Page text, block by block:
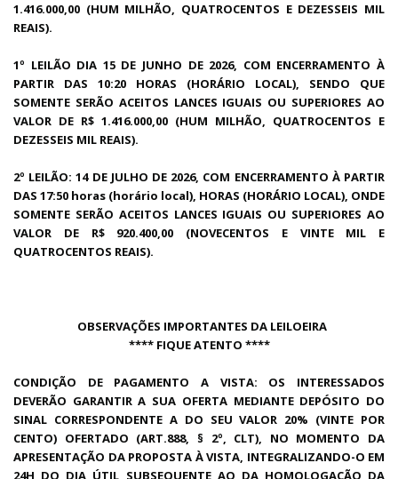
1.416.000,00 (HUM MILHÃO, QUATROCENTOS E DEZESSEIS MIL
REAIS).
1º LEILÃO DIA 15 DE JUNHO DE 2026, COM ENCERRAMENTO À
PARTIR DAS 10:20 HORAS (HORÁRIO LOCAL), SENDO QUE
SOMENTE SERÃO ACEITOS LANCES IGUAIS OU SUPERIORES AO
VALOR DE R$ 1.416.000,00 (HUM MILHÃO, QUATROCENTOS E
DEZESSEIS MIL REAIS).
2º LEILÃO: 14 DE JULHO DE 2026, COM ENCERRAMENTO À PARTIR
DAS 17:50 horas (horário local), HORAS (HORÁRIO LOCAL), ONDE
SOMENTE SERÃO ACEITOS LANCES IGUAIS OU SUPERIORES AO
VALOR DE R$ 920.400,00 (NOVECENTOS E VINTE MIL E
QUATROCENTOS REAIS).
OBSERVAÇÕES IMPORTANTES DA LEILOEIRA
**** FIQUE ATENTO ****
CONDIÇÃO DE PAGAMENTO A VISTA: OS INTERESSADOS
DEVERÃO GARANTIR A SUA OFERTA MEDIANTE DEPÓSITO DO
SINAL CORRESPONDENTE A DO SEU VALOR 20% (VINTE POR
CENTO) OFERTADO (ART.888, § 2º, CLT), NO MOMENTO DA
APRESENTAÇÃO DA PROPOSTA À VISTA, INTEGRALIZANDO-O EM
24H DO DIA ÚTIL SUBSEQUENTE AO DA HOMOLOGAÇÃO DA